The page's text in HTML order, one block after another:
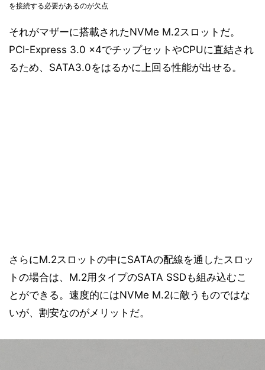
を接続する必要があるのが欠点
それがマザーに搭載されたNVMe M.2スロットだ。
PCI-Express 3.0 x4でチップセットやCPUに直結され
るため、SATA3.0をはるかに上回る性能が出せる。
さらにM.2スロットの中にSATAの配線を通したスロッ
トの場合は、M.2用タイプのSATA SSDも組み込むこ
とができる。速度的にはNVMe M.2に敵うものではな
いが、割安なのがメリットだ。